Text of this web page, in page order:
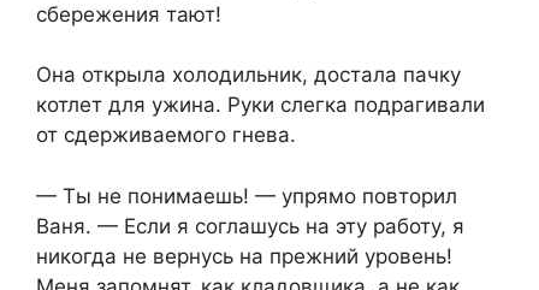
сбережения тают!
Она открыла холодильник, достала пачку
котлет для ужина. Руки слегка подрагивали
от сдерживаемого гнева.
— Ты не понимаешь! — упрямо повторил
Ваня. — Если я соглашусь на эту работу, я
никогда не вернусь на прежний уровень!